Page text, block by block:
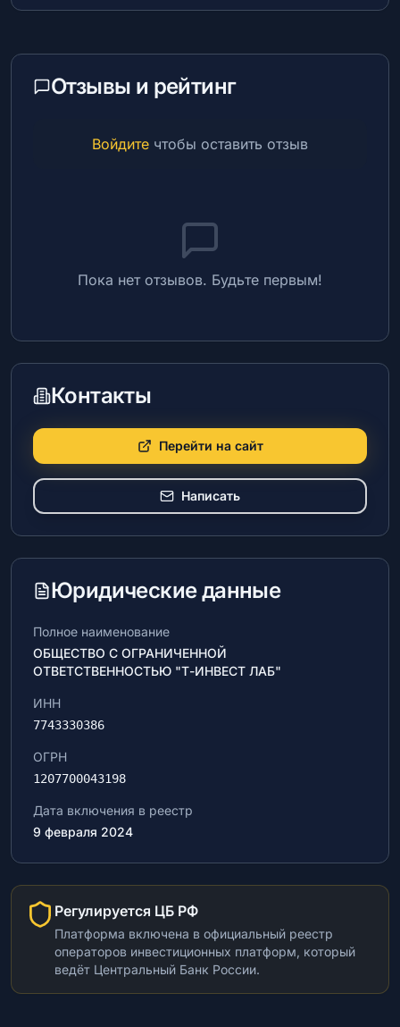
Отзывы и рейтинг
Войдите чтобы оставить отзыв
Пока нет отзывов. Будьте первым!
Контакты
Перейти на сайт
Написать
Юридические данные
Полное наименование
ОБЩЕСТВО С ОГРАНИЧЕННОЙ
ОТВЕТСТВЕННОСТЬЮ "Т-ИНВЕСТ ЛАБ"
ИНН
7743330386
ОГРН
1207700043198
Дата включения в реестр
9 февраля 2024
Регулируется ЦБ РФ
Платформа включена в официальный реестр
операторов инвестиционных платформ, который
ведёт Центральный Банк России.